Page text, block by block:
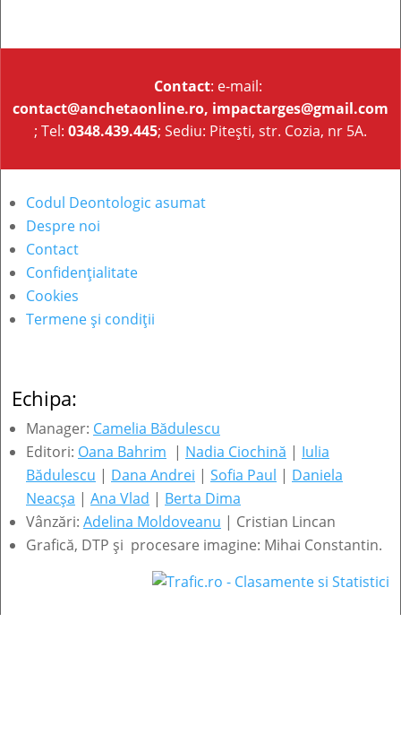
Contact: e-mail:
contact@anchetaonline.ro, impactarges@gmail.com
; Tel: 0348.439.445; Sediu: Pitești, str. Cozia, nr 5A.
Codul Deontologic asumat
Despre noi
Contact
Confidențialitate
Cookies
Termene și condiții
Echipa:
Manager: Camelia Bădulescu
Editori: Oana Bahrim | Nadia Ciochină | Iulia
Bădulescu | Dana Andrei | Sofia Paul | Daniela
Neacșa | Ana Vlad | Berta Dima
Vânzări: Adelina Moldoveanu | Cristian Lincan
Grafică, DTP și procesare imagine: Mihai Constantin.